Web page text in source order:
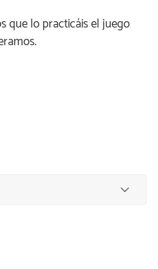
que lo practicáis el juego